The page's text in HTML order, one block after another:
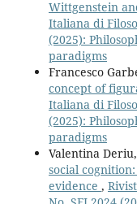
Wittgenstein
Italiana di
(2025):
paradigms
Francesco
concept of
Italiana di
(2025):
paradigms
Valentina
social
evidence ,